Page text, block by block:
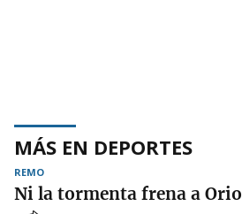
MÁS EN DEPORTES
REMO
Ni la tormenta frena a Orio